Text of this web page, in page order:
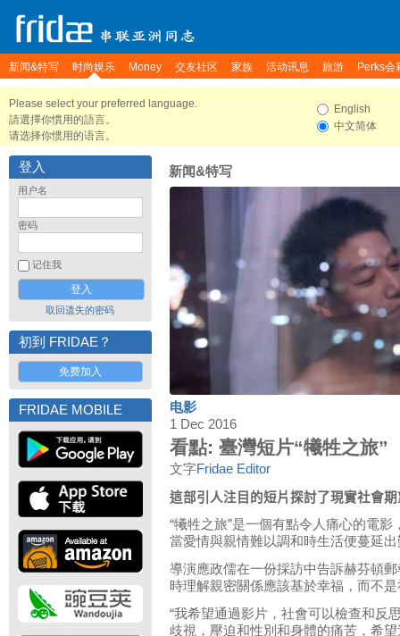
新闻&特写 时尚娱乐 Money 交友社区 家族 活动讯息 旅游 Perks会
Please select your preferred language.
請選擇你慣用的語言。
请选择你惯用的语言。
English
中文简体
登入
用户名
密码
记住我
取回遗失的密码
初到 FRIDAE？
免费加入
FRIDAE MOBILE
新闻&特写
电影
1 Dec 2016
看點: 臺灣短片“犧牲之旅”
文字Fridae Editor
這部引人注目的短片探討了現實社會
“犧牲之旅”是一個有點令人痛心的電
當愛情與親情難以調和時生活便蔓延
導演應政儒在一份採訪中告訴赫芬頓
時理解親密關係應該基於幸福，而不
“我希望通過影片，社會可以檢查和反
歧視，壓迫和性別和身體的痛苦，希